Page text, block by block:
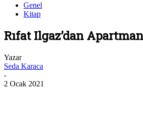
Genel
Kitap
Rıfat Ilgaz’dan
Yazar
Seda Karaca
-
2 Ocak 2021